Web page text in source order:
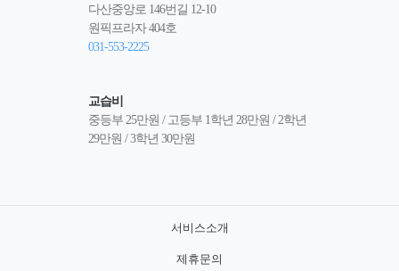
다산중앙로 146번길 12-10
원픽프라자 404호
031-553-2225
교습비
중등부 25만원 / 고등부 1학년 28만원 / 2학년
29만원 / 3학년 30만원
서비스소개
제휴문의